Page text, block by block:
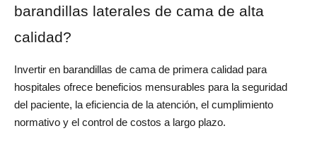
barandillas laterales de cama de alta
calidad?
Invertir en barandillas de cama de primera calidad para
hospitales ofrece beneficios mensurables para la seguridad
del paciente, la eficiencia de la atención, el cumplimiento
normativo y el control de costos a largo plazo.